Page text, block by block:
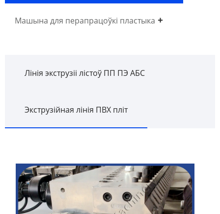
Машына для перапрацоўкі пластыка
Лінія экструзіі лістоў ПП ПЭ АБС
Экструзійная лінія ПВХ пліт